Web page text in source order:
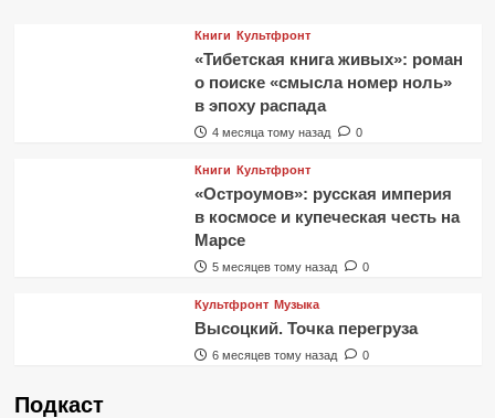
Книги Культфронт
«Тибетская книга живых»: роман
о поиске «смысла номер ноль»
в эпоху распада
4 месяца тому назад 0
Книги Культфронт
«Остроумов»: русская империя
в космосе и купеческая честь на
Марсе
5 месяцев тому назад 0
Культфронт Музыка
Высоцкий. Точка перегруза
6 месяцев тому назад 0
Подкаст